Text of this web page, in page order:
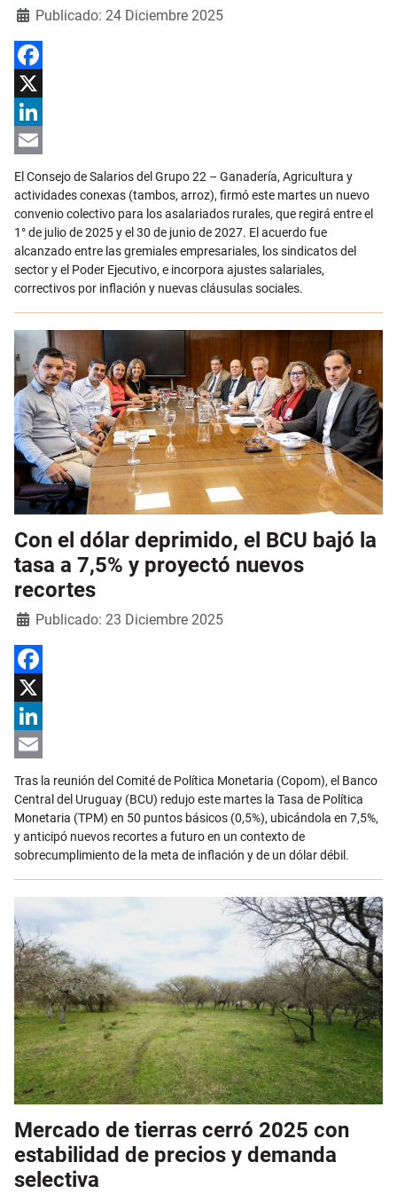
DetallesPublicado: 24 Diciembre 2025
Facebook
X
LinkedIn
Email
El Consejo de Salarios del Grupo 22 – Ganadería, Agricultura y
actividades conexas (tambos, arroz), firmó este martes un nuevo
convenio colectivo para los asalariados rurales, que regirá entre el
1° de julio de 2025 y el 30 de junio de 2027. El acuerdo fue
alcanzado entre las gremiales empresariales, los sindicatos del
sector y el Poder Ejecutivo, e incorpora ajustes salariales,
correctivos por inflación y nuevas cláusulas sociales.
Con el dólar deprimido, el BCU bajó la
tasa a 7,5% y proyectó nuevos
recortes
DetallesPublicado: 23 Diciembre 2025
Facebook
X
LinkedIn
Email
Tras la reunión del Comité de Política Monetaria (Copom), el Banco
Central del Uruguay (BCU) redujo este martes la Tasa de Política
Monetaria (TPM) en 50 puntos básicos (0,5%), ubicándola en 7,5%,
y anticipó nuevos recortes a futuro en un contexto de
sobrecumplimiento de la meta de inflación y de un dólar débil.
Mercado de tierras cerró 2025 con
estabilidad de precios y demanda
selectiva